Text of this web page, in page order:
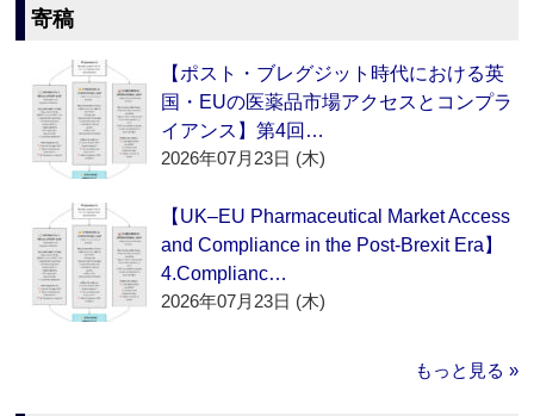
寄稿
【ポスト・ブレグジット時代における英
国・EUの医薬品市場アクセスとコンプラ
イアンス】第4回…
2026年07月23日 (木)
【UK–EU Pharmaceutical Market Access
and Compliance in the Post-Brexit Era】
4.Complianc…
2026年07月23日 (木)
もっと見る »